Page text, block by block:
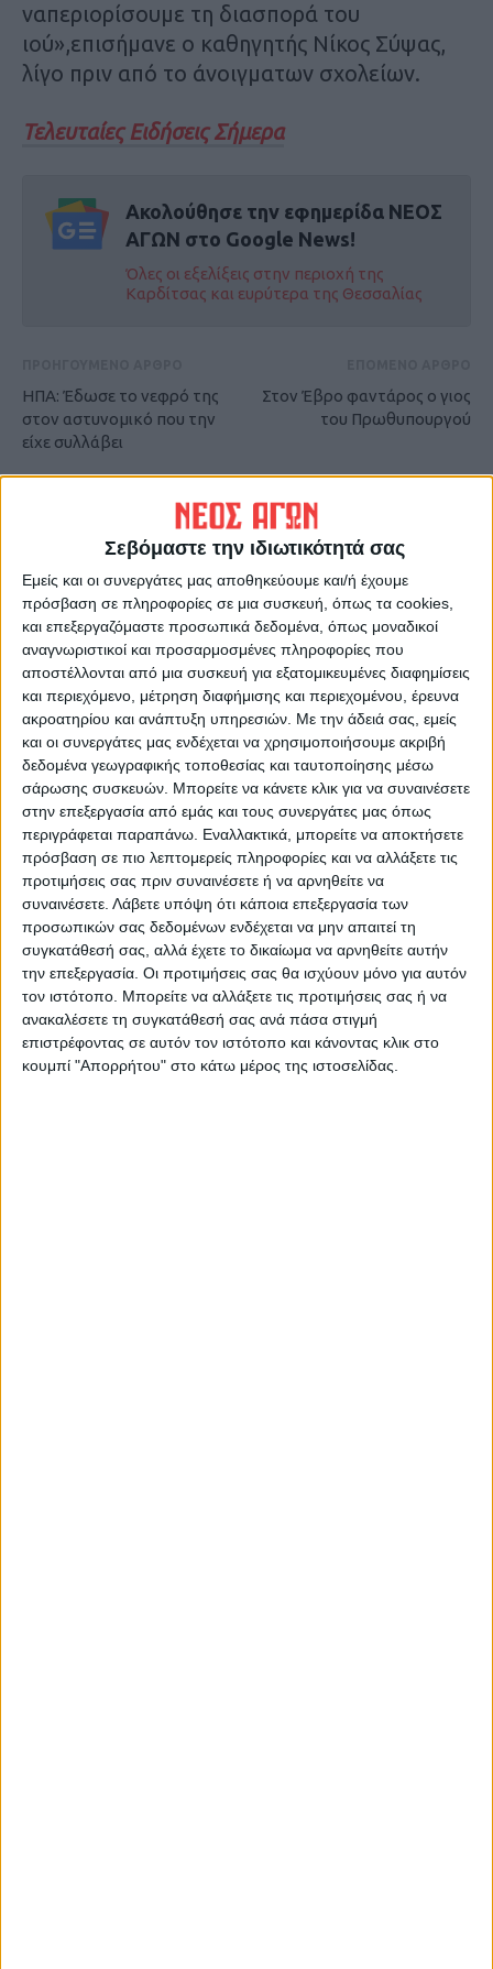
Σεβόμαστε την ιδιωτικότητά σας
Εμείς και οι συνεργάτες μας αποθηκεύουμε και/ή έχουμε
πρόσβαση σε πληροφορίες σε μια συσκευή, όπως τα cookies,
και επεξεργαζόμαστε προσωπικά δεδομένα, όπως μοναδικοί
αναγνωριστικοί και προσαρμοσμένες πληροφορίες που
αποστέλλονται από μια συσκευή για εξατομικευμένες διαφημίσεις
και περιεχόμενο, μέτρηση διαφήμισης και περιεχομένου, έρευνα
ακροατηρίου και ανάπτυξη υπηρεσιών. Με την άδειά σας, εμείς
και οι συνεργάτες μας ενδέχεται να χρησιμοποιήσουμε ακριβή
δεδομένα γεωγραφικής τοποθεσίας και ταυτοποίησης μέσω
σάρωσης συσκευών. Μπορείτε να κάνετε κλικ για να συναινέσετε
στην επεξεργασία από εμάς και τους συνεργάτες μας όπως
περιγράφεται παραπάνω. Εναλλακτικά, μπορείτε να αποκτήσετε
πρόσβαση σε πιο λεπτομερείς πληροφορίες και να αλλάξετε τις
προτιμήσεις σας πριν συναινέσετε ή να αρνηθείτε να
συναινέσετε. Λάβετε υπόψη ότι κάποια επεξεργασία των
προσωπικών σας δεδομένων ενδέχεται να μην απαιτεί τη
συγκατάθεσή σας, αλλά έχετε το δικαίωμα να αρνηθείτε αυτήν
την επεξεργασία. Οι προτιμήσεις σας θα ισχύουν μόνο για αυτόν
τον ιστότοπο. Μπορείτε να αλλάξετε τις προτιμήσεις σας ή να
ανακαλέσετε τη συγκατάθεσή σας ανά πάσα στιγμή
επιστρέφοντας σε αυτόν τον ιστότοπο και κάνοντας κλικ στο
κουμπί "Απορρήτου" στο κάτω μέρος της ιστοσελίδας.
ναπεριορίσουμε τη διασπορά του
ιού»,επισήμανε ο καθηγητής Νίκος Σύψας,
λίγο πριν από το άνοιγματων σχολείων.
Τελευταίες Ειδήσεις Σήμερα
Ακολούθησε την εφημερίδα ΝΕΟΣ
ΑΓΩΝ στο Google News!
Όλες οι εξελίξεις στην περιοχή της
Καρδίτσας και ευρύτερα της Θεσσαλίας
ΗΠΑ: Έδωσε το νεφρό της
στον αστυνομικό που την
είχε συλλάβει
Στον Έβρο φαντάρος ο γιος
του Πρωθυπουργού
ΝΕΟΣ ΑΓΩΝ
https://neosagon.gr
Η Αρχαιότερη Καθημερινή Πρωινή Εφημερίδα της Καρδίτσας
ΠΑΡΟΜΟΙΑ ΑΡΘΡΑ